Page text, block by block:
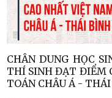
CHÂN DUNG HỌC
THÍ SINH ĐẠT ĐIỂM
TOÁN CHÂU Á -